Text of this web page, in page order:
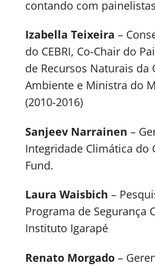
contando com
Izabella Teixeira –
do CEBRI, Co-Chair do
de Recursos Naturais da
Ambiente e Ministra do
(2010-2016)
Sanjeev Narrainen –
Integridade Climática do
Fund.
Laura Waisbich –
Programa de Segurança
Instituto Igarapé
Renato Morgado –